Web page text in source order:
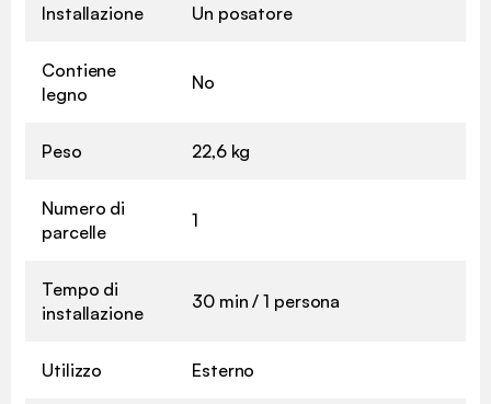
Installazione Un posatore
Contiene
legno
No
Peso 22,6 kg
Numero di
parcelle
1
Tempo di
installazione
30 min / 1 persona
Utilizzo Esterno